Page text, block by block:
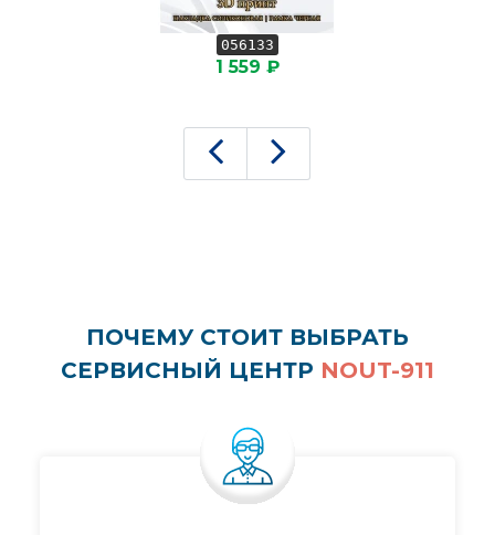
056133
1 559 ₽
ПОЧЕМУ СТОИТ ВЫБРАТЬ
СЕРВИСНЫЙ ЦЕНТР NOUT-911